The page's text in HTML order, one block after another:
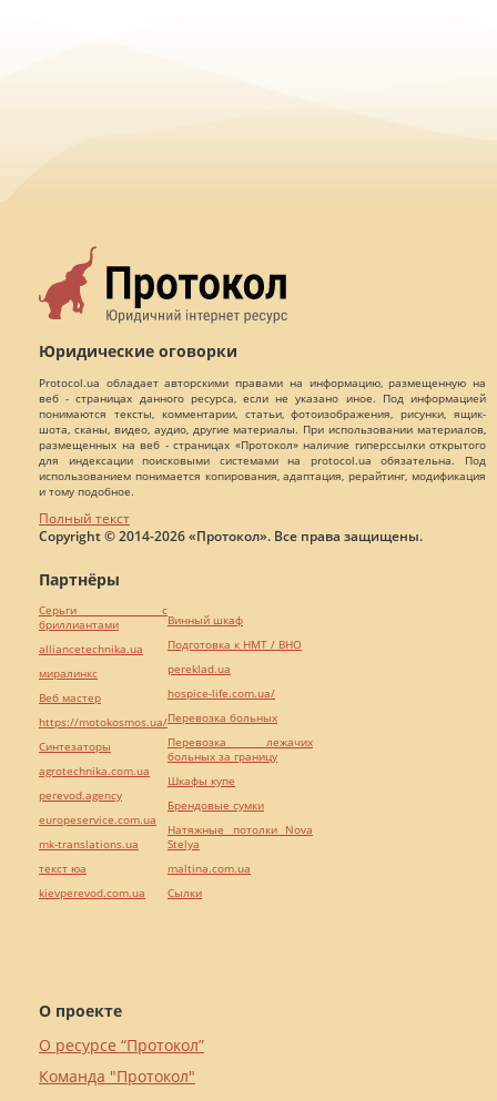
Юридические оговорки
Protocol.ua обладает авторскими правами на информацию, размещенную на
веб - страницах данного ресурса, если не указано иное. Под информацией
понимаются тексты, комментарии, статьи, фотоизображения, рисунки, ящик-
шота, сканы, видео, аудио, другие материалы. При использовании материалов,
размещенных на веб - страницах «Протокол» наличие гиперссылки открытого
для индексации поисковыми системами на protocol.ua обязательна. Под
использованием понимается копирования, адаптация, рерайтинг, модификация
и тому подобное.
Полный текст
Copyright © 2014-2026 «Протокол». Все права защищены.
О проекте
О ресурсе “Протокол”
Команда "Протокол"
Партнёры
Серьги с
бриллиантами
alliancetechnika.ua
миралинкс
Веб мастер
https://motokosmos.ua/
Синтезаторы
agrotechnika.com.ua
perevod.agency
europeservice.com.ua
mk-translations.ua
текст юа
kievperevod.com.ua
Винный шкаф
Подготовка к НМТ / ВНО
pereklad.ua
hospice-life.com.ua/
Перевозка больных
Перевозка лежачих
больных за границу
Шкафы купе
Брендовые сумки
Натяжные потолки Nova
Stelya
maltina.com.ua
Cылки